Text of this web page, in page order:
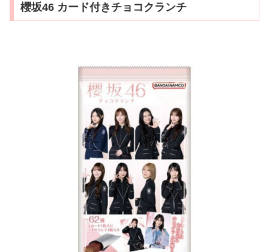
櫻坂46 カード付きチョコクランチ